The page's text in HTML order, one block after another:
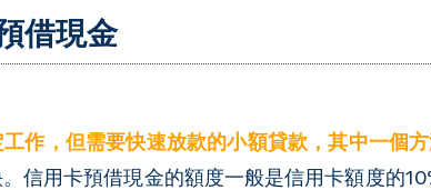
借現金
作，但需要快速放款的小額貸款，其中一個
信用卡預借現金的額度一般是信用卡額度的